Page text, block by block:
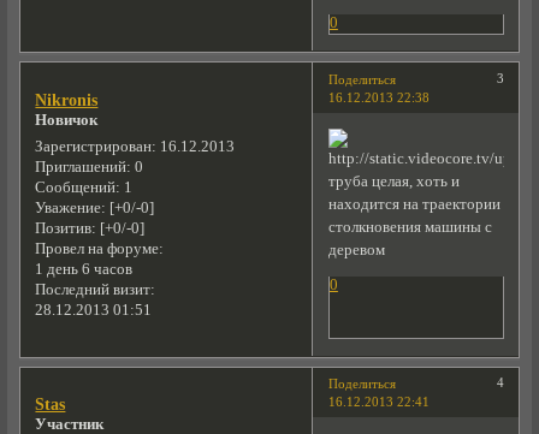
0
Поделиться
3
16.12.2013 22:38
Nikronis
Новичок
Зарегистрирован: 16.12.2013
Приглашений: 0
Сообщений: 1
Уважение: [+0/-0]
Позитив: [+0/-0]
Провел на форуме:
1 день 6 часов
Последний визит:
28.12.2013 01:51
труба целая, хоть и
находится на траектории
столкновения машины с
деревом
0
Поделиться
4
16.12.2013 22:41
Stas
Участник